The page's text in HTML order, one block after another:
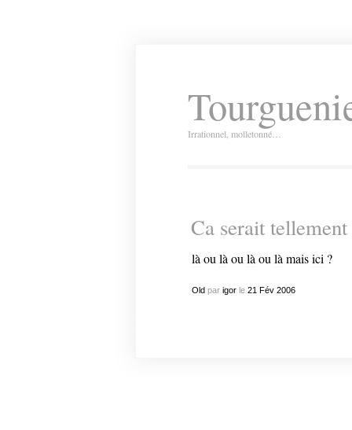
Irrationnel, molletonné…
Ca serait
làoulàoulàoulàmaisici?
Oldpar igorle 21 Fév 2006